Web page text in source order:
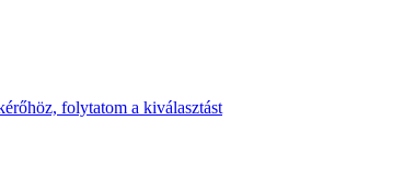
folytatom a kiválasztást